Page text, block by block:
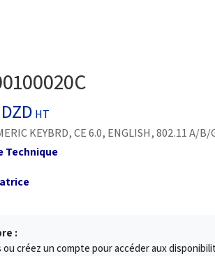
DZD HT
KEYBRD, CE 6.0, ENGLISH, 802.11 A/
Technique
:
créez un compte pour accéder aux